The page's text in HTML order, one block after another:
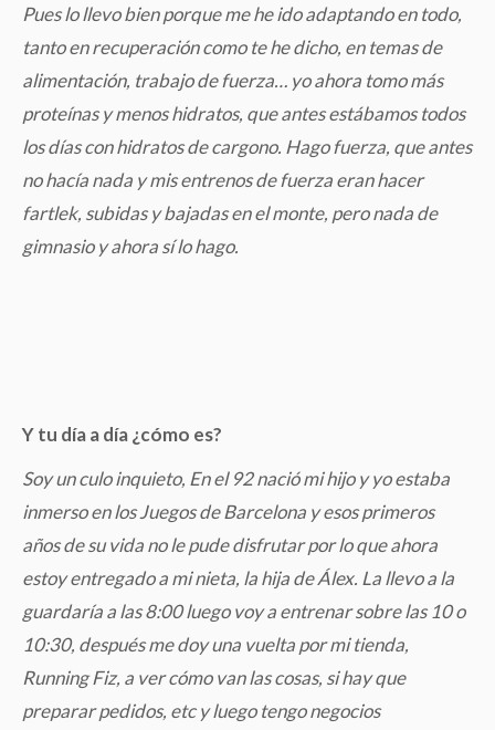
Pues lo llevo bien porque me he ido adaptando en todo,
tanto en recuperación como te he dicho, en temas de
alimentación, trabajo de fuerza… yo ahora tomo más
proteínas y menos hidratos, que antes estábamos todos
los días con hidratos de cargono. Hago fuerza, que antes
no hacía nada y mis entrenos de fuerza eran hacer
fartlek, subidas y bajadas en el monte, pero nada de
gimnasio y ahora sí lo hago.
Y tu día a día ¿cómo es?
Soy un culo inquieto, En el 92 nació mi hijo y yo estaba
inmerso en los Juegos de Barcelona y esos primeros
años de su vida no le pude disfrutar por lo que ahora
estoy entregado a mi nieta, la hija de Álex. La llevo a la
guardaría a las 8:00 luego voy a entrenar sobre las 10 o
10:30, después me doy una vuelta por mi tienda,
Running Fiz, a ver cómo van las cosas, si hay que
preparar pedidos, etc y luego tengo negocios